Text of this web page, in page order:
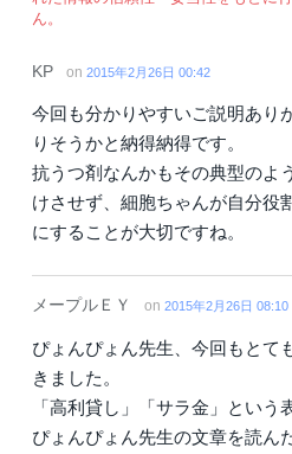
ん。
KP on 2015年2月26日 00:42
今回も分かりやすいご説明あり
りそうかと納得納得です。
抗うつ剤なんかもその典型のよ
けさせず、細胞ちゃんが自分役
にすることが大切ですね。
メープルＥＹ on 2015年2月26日 08:10
ぴょんぴょん先生、今回もとて
きました。
「高利貸し」「サラ金」という
ぴょんぴょん先生の文章を読ん